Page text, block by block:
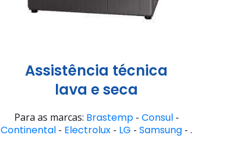
Assistência técnica
lava e seca
Para as marcas: Brastemp- Consul-
Continental - Electrolux - LG - Samsung - .